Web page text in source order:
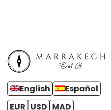
English
Español
EUR USD MAD